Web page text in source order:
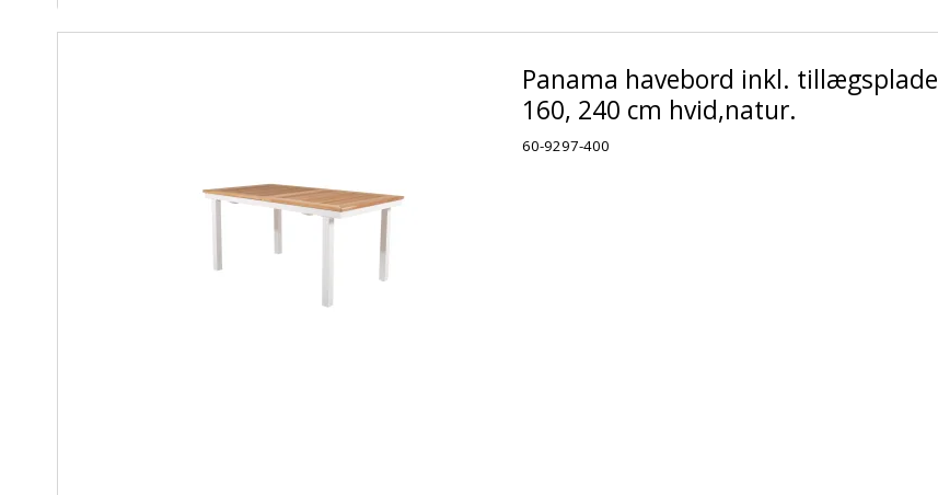
Panama havebord inkl. tillægsplade
160, 240 cm hvid,natur.
60-9297-400